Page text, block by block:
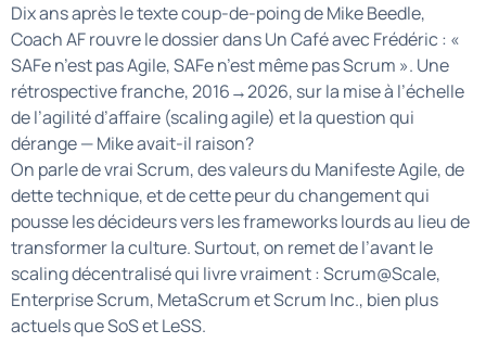
Dix ans après le texte coup-de-poing de Mike Beedle,
Coach AF rouvre le dossier dans Un Café avec Frédéric : «
SAFe n’est pas Agile, SAFe n’est même pas Scrum ». Une
rétrospective franche, 2016→2026, sur la mise à l’échelle
de l’agilité d’affaire (scaling agile) et la question qui
dérange — Mike avait-il raison?
On parle de vrai Scrum, des valeurs du Manifeste Agile, de
dette technique, et de cette peur du changement qui
pousse les décideurs vers les frameworks lourds au lieu de
transformer la culture. Surtout, on remet de l’avant le
scaling décentralisé qui livre vraiment : Scrum@Scale,
Enterprise Scrum, MetaScrum et Scrum Inc., bien plus
actuels que SoS et LeSS.